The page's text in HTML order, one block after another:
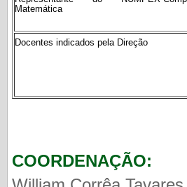
Matemática
Docentes indicados pela Direção
COORDENAÇÃO: